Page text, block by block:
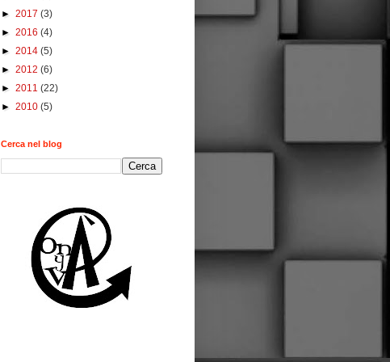
► 2017 (3)
► 2016 (4)
► 2014 (5)
► 2012 (6)
► 2011 (22)
► 2010 (5)
Cerca nel blog